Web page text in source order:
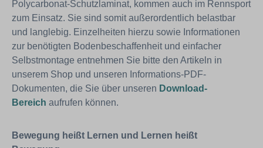
Polycarbonat-Schutzlaminat, kommen auch im Rennsport
zum Einsatz. Sie sind somit außerordentlich belastbar
und langlebig. Einzelheiten hierzu sowie Informationen
zur benötigten Bodenbeschaffenheit und einfacher
Selbstmontage entnehmen Sie bitte den Artikeln in
unserem Shop und unseren Informations-PDF-
Dokumenten, die Sie über unseren Download-
Bereich aufrufen können.
Bewegung heißt Lernen und Lernen heißt